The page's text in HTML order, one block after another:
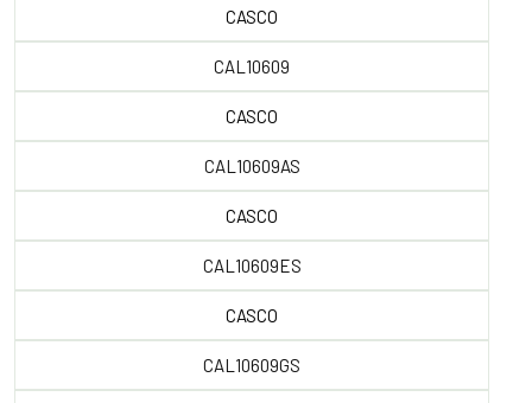
CASCO
CAL10609
CASCO
CAL10609AS
CASCO
CAL10609ES
CASCO
CAL10609GS